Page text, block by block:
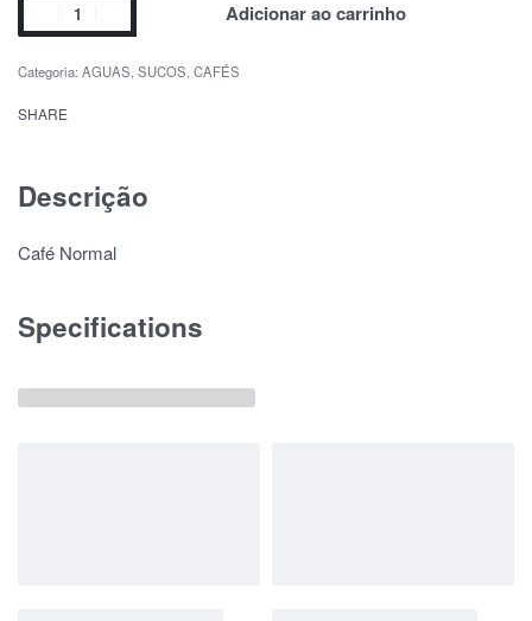
Adicionar ao carrinho
Categoria: AGUAS, SUCOS, CAFÉS
SHARE
Descrição
Café Normal
Specifications